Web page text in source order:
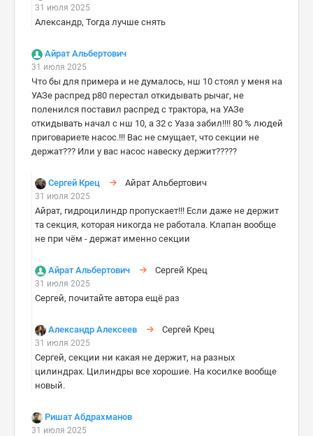
31 июля 2025
Александр, Тогда лучше снять
Айрат Альбертович
31 июля 2025
Что бы для примера и не думалось, нш 10 стоял у меня на
УАЗе распред р80 перестал откидывать рычаг, не
поленился поставил распред с трактора, на УАЗе
откидывать начал с нш 10, а 32 с Уаза забил!!!! 80 % людей
приговариете насос.!!! Вас не смущает, что секции не
держат??? Или у вас насос навеску держит?????
Сергей Крец Айрат Альбертович
31 июля 2025
Айрат, гидроцилиндр пропускает!!! Если даже не держит
та секция, которая никогда не работала. Клапан вообще
не при чём - держат именно секции
Айрат Альбертович Сергей Крец
31 июля 2025
Сергей, почитайте автора ещё раз
Александр Алексеев Сергей Крец
31 июля 2025
Сергей, секции ни какая не держит, на разных
цилиндрах. Цилиндры все хорошие. На косилке вообще
новый.
Ришат Абдрахманов
31 июля 2025